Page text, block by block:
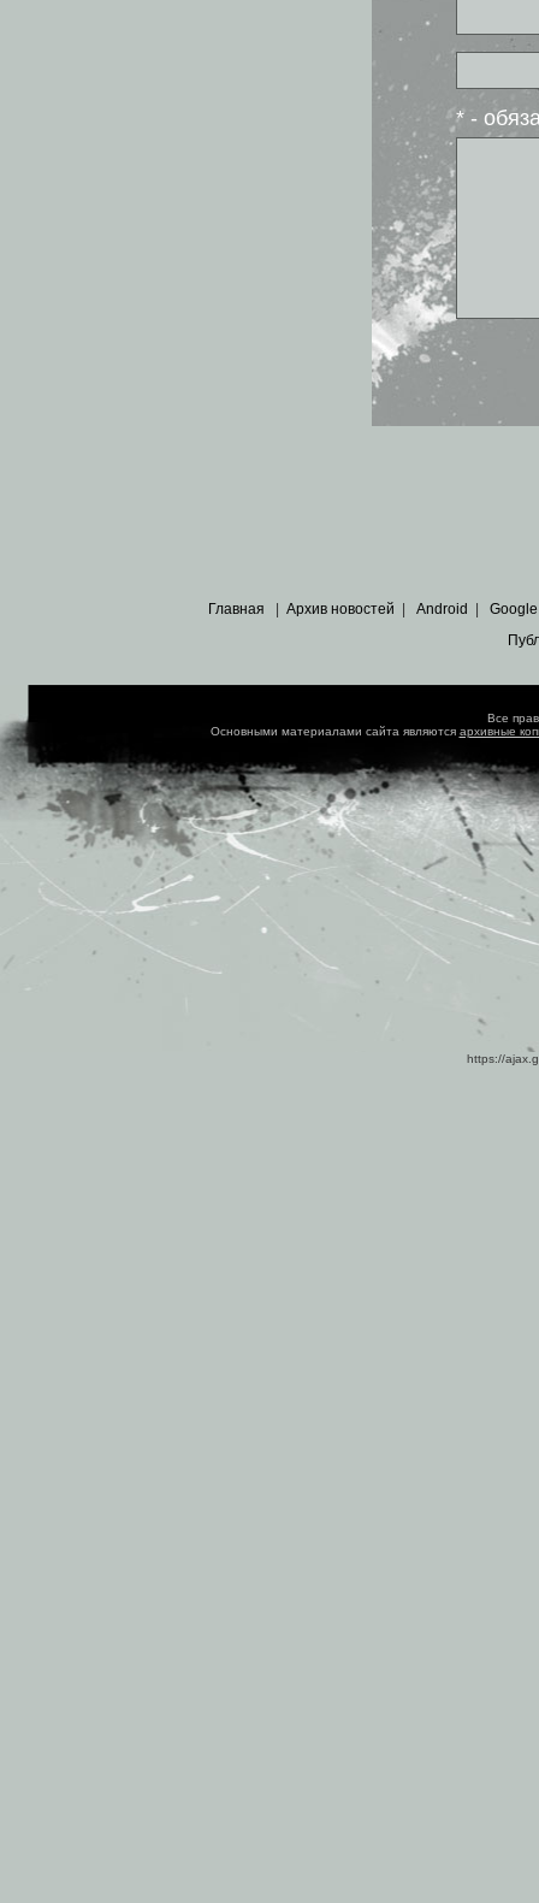
* -
Главная Архив новостей Android Google
Все
Основными материалами сайта являются архивные
https://